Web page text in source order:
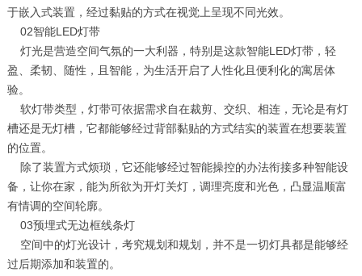
于嵌入式装置，经过黏贴的方式在视觉上呈现不同光效。
02智能LED灯带
灯光是营造空间气氛的一大利器，特别是这款智能LED灯带，轻
盈、柔韧、随性，且智能，为生活开启了人性化且便利化的寓居体
验。
软灯带类型，灯带可依据需求自在裁剪、交织、相连，无论是有灯
槽还是无灯槽，它都能够经过背部黏贴的方式结实的装置在想要装置
的位置。
除了装置方式烦琐，它还能够经过智能操控的办法衔接多种智能设
备，让你在家，能为所欲为开灯关灯，调理亮度和光色，凸显温顺富
有情调的空间轮廓。
03预埋式无边框线条灯
空间中的灯光设计，考究规划和规划，并不是一切灯具都是能够经
过后期添加和装置的。